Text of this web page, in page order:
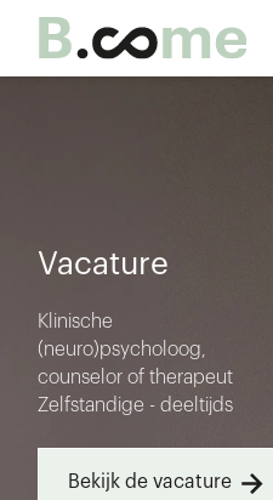
Vacature
Klinische
(neuro)psycholoog,
counselor of therapeut
Zelfstandige - deeltijds
Bekijk de vacature